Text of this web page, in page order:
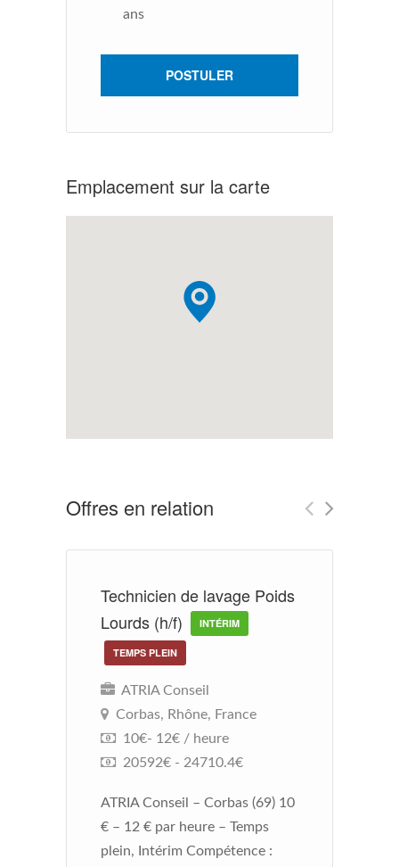
ans
POSTULER
Emplacement sur la carte
Offres en relation
Technicien de lavage Poids
Lourds (h/f)
INTÉRIM
TEMPS PLEIN
ATRIA Conseil
Corbas, Rhône, France
10€- 12€ / heure
20592€ - 24710.4€
ATRIA Conseil – Corbas (69) 10
€ – 12 € par heure – Temps
plein, Intérim Compétence :